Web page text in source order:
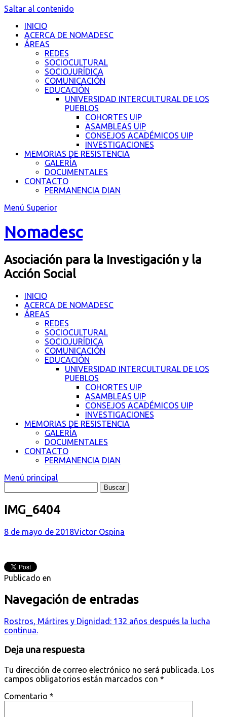
Saltar al contenido
INICIO
ACERCA DE NOMADESC
ÁREAS
REDES
SOCIOCULTURAL
SOCIOJURÍDICA
COMUNICACIÓN
EDUCACIÓN
UNIVERSIDAD INTERCULTURAL DE LOS
PUEBLOS
COHORTES UIP
ASAMBLEAS UIP
CONSEJOS ACADÉMICOS UIP
INVESTIGACIONES
MEMORIAS DE RESISTENCIA
GALERÍA
DOCUMENTALES
CONTACTO
PERMANENCIA DIAN
Menú Superior
Nomadesc
Asociación para la Investigación y la
Acción Social
INICIO
ACERCA DE NOMADESC
ÁREAS
REDES
SOCIOCULTURAL
SOCIOJURÍDICA
COMUNICACIÓN
EDUCACIÓN
UNIVERSIDAD INTERCULTURAL DE LOS
PUEBLOS
COHORTES UIP
ASAMBLEAS UIP
CONSEJOS ACADÉMICOS UIP
INVESTIGACIONES
MEMORIAS DE RESISTENCIA
GALERÍA
DOCUMENTALES
CONTACTO
PERMANENCIA DIAN
Menú principal
IMG_6404
8 de mayo de 2018Victor Ospina
Publicado en
Navegación de entradas
Rostros, Mártires y Dignidad: 132 años después la lucha
continua.
Deja una respuesta
Tu dirección de correo electrónico no será publicada. Los
campos obligatorios están marcados con *
Comentario *